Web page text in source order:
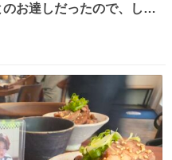
お達しだったので、しっ